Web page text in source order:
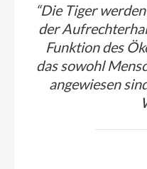
“Die Tiger
der
Funktion des
das sowohl
angewiesen